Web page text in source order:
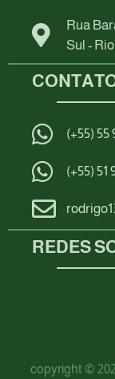
Rua
Sul -
(+55) 55
(+55) 51
REDES
copyright ©